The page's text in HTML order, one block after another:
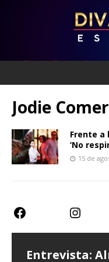
Jodie Comer
Frente a
‘No
15 de
Entrevista:
Entrevista:
Teatro